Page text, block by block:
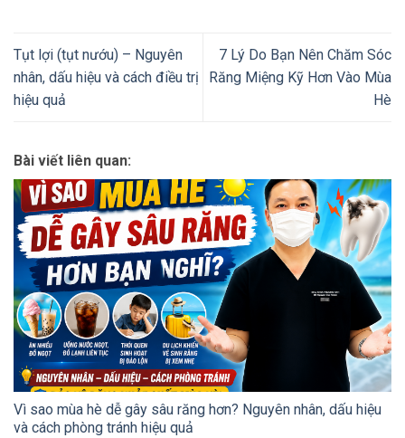
Tụt lợi (tụt nướu) – Nguyên
nhân, dấu hiệu và cách điều trị
hiệu quả
7 Lý Do Bạn Nên Chăm Sóc
Răng Miệng Kỹ Hơn Vào Mùa
Hè
Bài viết liên quan:
Vì sao mùa hè dễ gây sâu răng hơn? Nguyên nhân, dấu hiệu
và cách phòng tránh hiệu quả